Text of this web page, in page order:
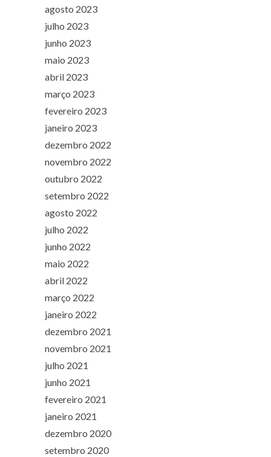
agosto 2023
julho 2023
junho 2023
maio 2023
abril 2023
março 2023
fevereiro 2023
janeiro 2023
dezembro 2022
novembro 2022
outubro 2022
setembro 2022
agosto 2022
julho 2022
junho 2022
maio 2022
abril 2022
março 2022
janeiro 2022
dezembro 2021
novembro 2021
julho 2021
junho 2021
fevereiro 2021
janeiro 2021
dezembro 2020
setembro 2020